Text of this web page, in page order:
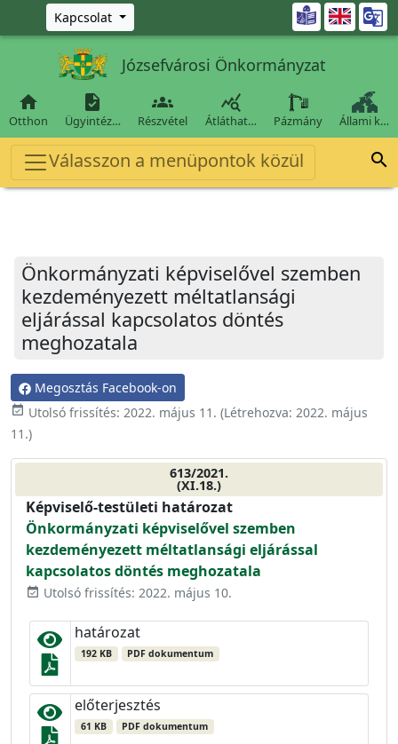
Ugrás a fő tartalomra
Kapcsolat 
Józsefvárosi Önkormányzat

Otthon

Ügyintéz…

Részvétel

Átláthat… Pázmány Állami k…
Válasszon a menüpontok közül 
Önkormányzati képviselővel szemben
kezdeményezett méltatlansági
eljárással kapcsolatos döntés
meghozatala
Megosztás Facebook-on
event_available Utolsó frissítés: 2022. május 11. (Létrehozva: 2022. május
11.)
613/2021.
(XI.18.)
Képviselő-testületi határozat
Önkormányzati képviselővel szemben
kezdeményezett méltatlansági eljárással
kapcsolatos döntés meghozatala
event_available Utolsó frissítés: 2022. május 10.
határozat
192 KB PDF dokumentum
előterjesztés
61 KB PDF dokumentum